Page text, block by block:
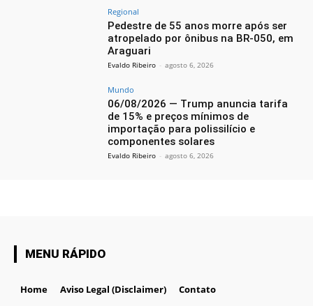
Regional
Pedestre de 55 anos morre após ser
atropelado por ônibus na BR-050, em
Araguari
Evaldo Ribeiro - agosto 6, 2026
Mundo
06/08/2026 — Trump anuncia tarifa
de 15% e preços mínimos de
importação para polissilício e
componentes solares
Evaldo Ribeiro - agosto 6, 2026
MENU RÁPIDO
Home Aviso Legal (Disclaimer) Contato